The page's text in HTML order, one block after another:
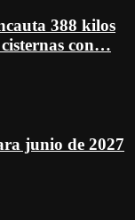
388 kilos
cisternas con…
junio de 2027